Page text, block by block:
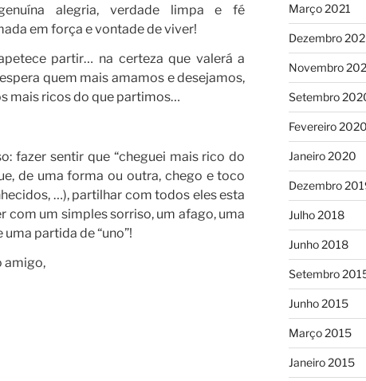
alegria, verdade limpa e fé
em força e vontade de viver!
partir… na certeza que valerá a
quem mais amamos e desejamos,
mais ricos do que partimos…
fazer sentir que “cheguei mais rico do
de uma forma ou outra, chego e toco
…), partilhar com todos eles esta
com um simples sorriso, um afago, uma
partida de “uno”!
amigo,
Março 2021
Dezembro
Novembro
Setembro
Fevereiro
Janeiro 2020
Dezembro
Julho 2018
Junho 2018
Setembro
Junho 2015
Março 2015
Janeiro 2015